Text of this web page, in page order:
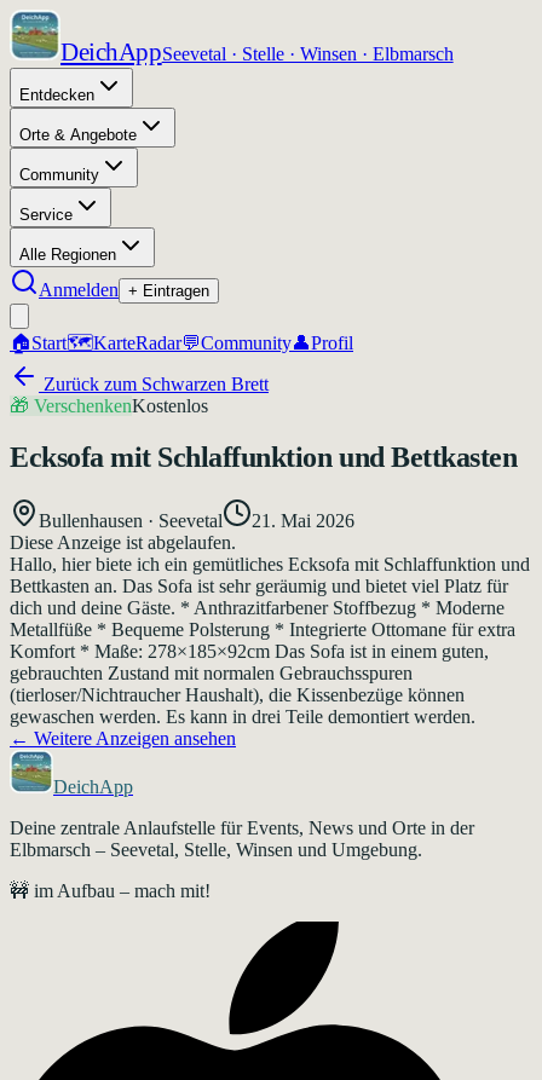
DeichAppSeevetal · Stelle · Winsen · Elbmarsch
Entdecken
Orte & Angebote
Community
Service
Alle Regionen
Anmelden + Eintragen
🏠Start🗺️KarteRadar💬Community👤Profil
Zurück zum Schwarzen Brett
🎁 VerschenkenKostenlos
Ecksofa mit Schlaffunktion und Bettkasten
Bullenhausen · Seevetal
21. Mai 2026
Diese Anzeige ist abgelaufen.
Hallo, hier biete ich ein gemütliches Ecksofa mit Schlaffunktion und
Bettkasten an. Das Sofa ist sehr geräumig und bietet viel Platz für
dich und deine Gäste. * Anthrazitfarbener Stoffbezug * Moderne
Metallfüße * Bequeme Polsterung * Integrierte Ottomane für extra
Komfort * Maße: 278×185×92cm Das Sofa ist in einem guten,
gebrauchten Zustand mit normalen Gebrauchsspuren
(tierloser/Nichtraucher Haushalt), die Kissenbezüge können
gewaschen werden. Es kann in drei Teile demontiert werden.
← Weitere Anzeigen ansehen
DeichApp
Deine zentrale Anlaufstelle für Events, News und Orte in der
Elbmarsch – Seevetal, Stelle, Winsen und Umgebung.
🚧 im Aufbau – mach mit!